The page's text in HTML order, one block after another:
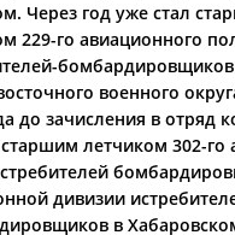
Через год уже стал
229-­го авиационного
­бомбардировщиков
военного
до зачисления в отряд
летчиком 302­-го
дивизии
в